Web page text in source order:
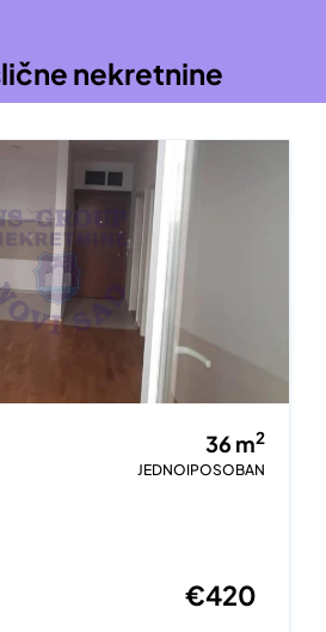
nekretnine
36 m2
JEDNOIPOSOBAN
€420